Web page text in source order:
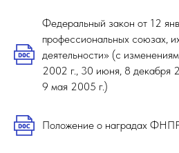
Федеральный закон от 12
профессиональных союзах,
деятельности» (с
2002 г., 30 июня, 8 декабря
9 мая 2005 г.)
Положение о наградах